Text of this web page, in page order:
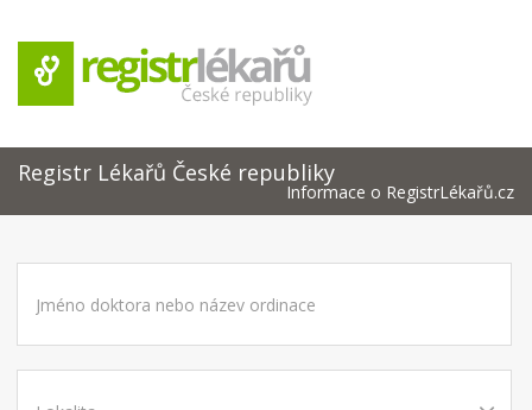
Registr Lékařů České republiky
Informace o RegistrLékařů.cz